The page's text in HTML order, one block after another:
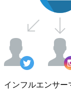
インフルエンサー